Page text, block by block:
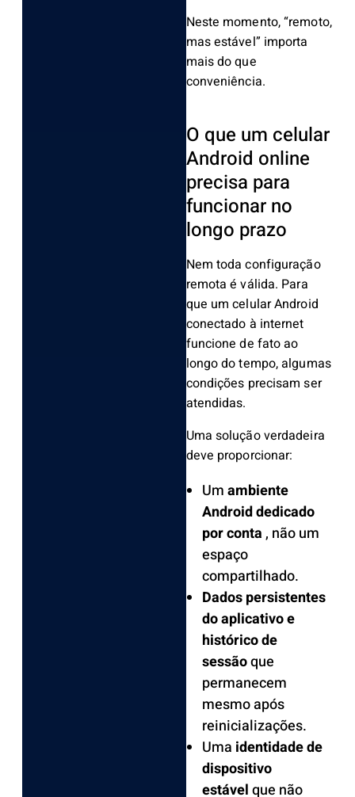
Neste momento, “remoto,
mas estável” importa
mais do que
conveniência.
O que um celular
Android online
precisa para
funcionar no
longo prazo
Nem toda configuração
remota é válida. Para
que um celular Android
conectado à internet
funcione de fato ao
longo do tempo, algumas
condições precisam ser
atendidas.
Uma solução verdadeira
deve proporcionar:
Umambiente
Android dedicado
por conta, não um
espaço
compartilhado.
Dados persistentes
do aplicativo e
histórico de
sessãoque
permanecem
mesmo após
reinicializações.
Uma identidade de
dispositivo
estávelque não